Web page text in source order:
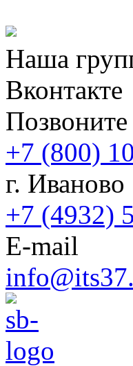
Наша
Вконтакте
Позвоните
+7 (800)
г. Иваново
+7 (4932)
E-mail